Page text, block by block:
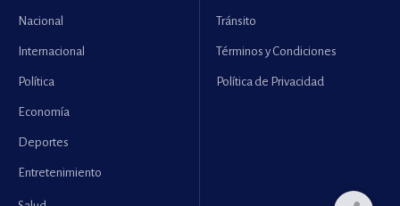
Nacional
Internacional
Política
Economía
Deportes
Entretenimiento
Tránsito
Términos y Condiciones
Política de Privacidad